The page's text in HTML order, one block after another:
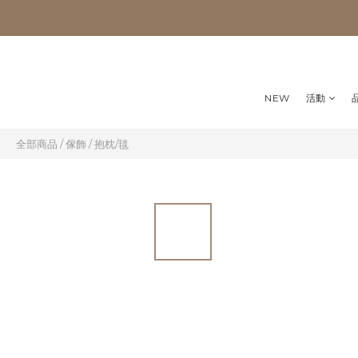
NEW 活動
全部商品 /傢飾 /抱枕/毯